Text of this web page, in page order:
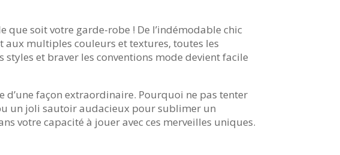
que soit votre garde-robe ! De l’indémodable chic
aux multiples couleurs et textures, toutes les
et braver les conventions mode devient facile
façon extraordinaire. Pourquoi ne pas tenter
un joli sautoir audacieux pour sublimer un
votre capacité à jouer avec ces merveilles uniques.